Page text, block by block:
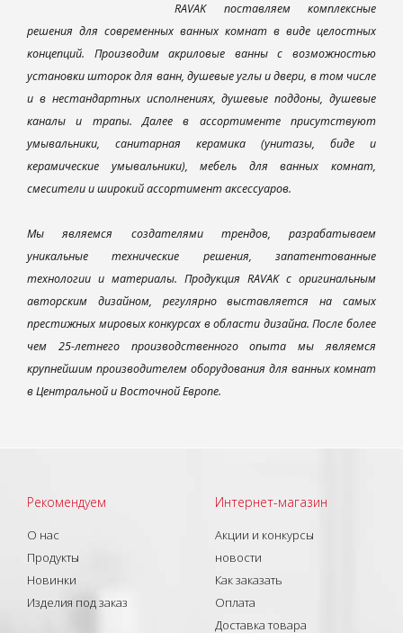
RAVAK поставляем комплексные
решения для современных ванных комнат в виде целостных
концепций. Производим акриловые ванны с возможностью
установки шторок для ванн, душевые углы и двери, в том числе
и в нестандартных исполнениях, душевые поддоны, душевые
каналы и трапы. Далее в ассортименте присутствуют
умывальники, санитарная керамика (унитазы, биде и
керамические умывальники), мебель для ванных комнат,
смесители и широкий ассортимент аксессуаров.
Мы являемся создателями трендов, разрабатываем
уникальные технические решения, запатентованные
технологии и материалы. Продукция RAVAK с оригинальным
авторским дизайном, регулярно выставляется на самых
престижных мировых конкурсах в области дизайна. После более
чем 25-летнего производственного опыта мы являемся
крупнейшим производителем оборудования для ванных комнат
в Центральной и Восточной Европе.
Рекомендуем
О нас
Продукты
Новинки
Изделия под заказ
Интернет-магазин
Акции и конкурсы
новости
Как заказать
Оплата
Доставка товара